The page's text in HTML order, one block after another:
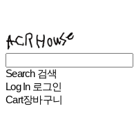
Search 검색
Log In 로그인
Cart장바구니